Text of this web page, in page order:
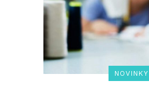
NOVINKY